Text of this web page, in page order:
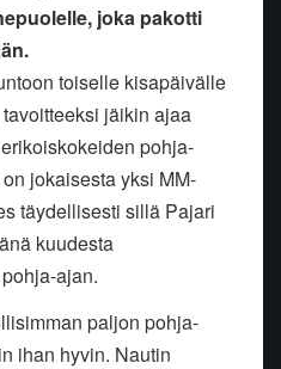
joka pakotti
toiselle kisapäivälle
jäikin ajaa
pohja-
jokaisesta yksi MM-
täydellisesti sillä Pajari
kuudesta
ajan.
paljon pohja-
ihan hyvin. Nautin